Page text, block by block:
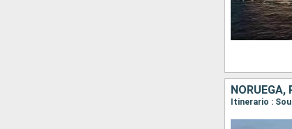
NORUEGA,
Itinerario :